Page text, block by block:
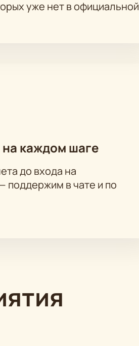
уже нет в официальной
каждом шаге
до входа на
поддержим в чате и по